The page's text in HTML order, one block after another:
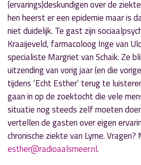
« Vorig nieuwsbericht
Kazim Esen over Japan in
27 november 2017
(ervarings)deskundigen over de
hen heerst er een epidemie maar is
niet duidelijk. Te gast zijn
Kraaijeveld, farmacoloog Inge van
specialiste Margriet van Schaik. Ze
uitzending van vorig jaar (en die
tijdens ‘Echt Esther’ terug te
gaan in op de zoektocht die vele
situatie nog steeds zelf moeten
vertellen de gasten over eigen
chronische ziekte van Lyme. Vragen?
esther@radioaalsmeer.nl.